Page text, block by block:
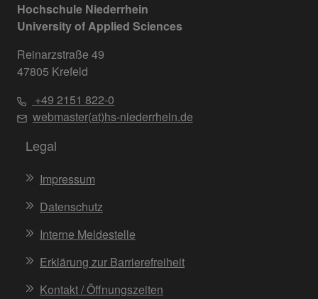
Hochschule Niederrhein
University of Applied Sciences
Reinarzstraße 49
47805 Krefeld
+49 2151 822-0
webmaster(at)hs-niederrhein.de
Legal
Impressum
Datenschutz
Interne Meldestelle
Erklärung zur Barrierefreiheit
Kontakt / Öffnungszeiten